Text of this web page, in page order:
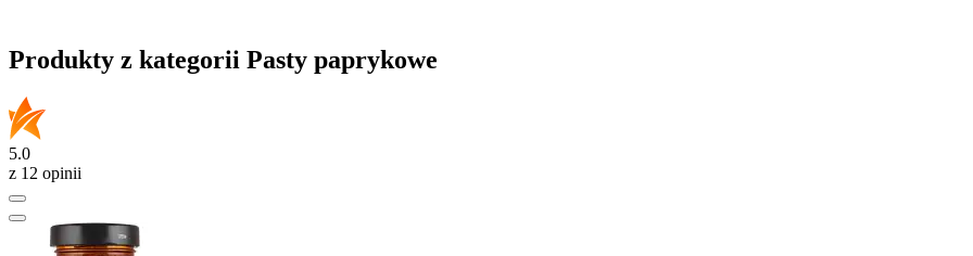
Produkty z kategorii Pasty paprykowe
5.0
z 12 opinii